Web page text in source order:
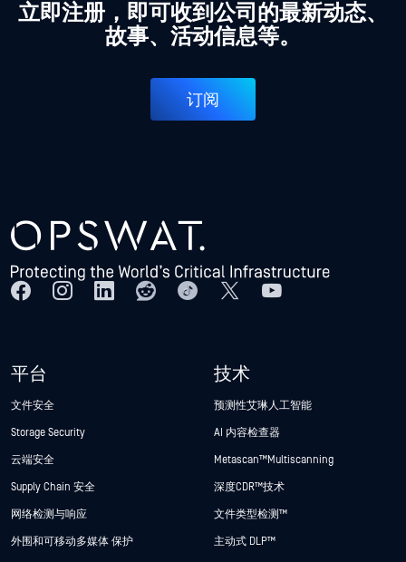
立即注册，即可收到公司的最新动态、
故事、活动信息等。
订阅
平台
文件安全
Storage Security
云端安全
Supply Chain 安全
网络检测与响应
外围和可移动多媒体 保护
技术
预测性艾琳人工智能
AI 内容检查器
Metascan™ Multiscanning
深度CDR™技术
文件类型检测™
主动式 DLP™